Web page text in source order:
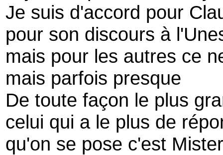
Je suis d'accord pour
pour son discours à
mais pour les autres ce
mais parfois presque
De toute façon le plus
celui qui a le plus de
qu'on se pose c'est